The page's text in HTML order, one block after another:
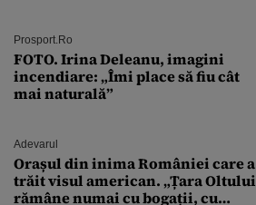
București. Pe ce dată ninge
Prosport.ro
FOTO. Irina Deleanu, imagini
incendiare: „Îmi place să fiu cât
mai naturală”
Adevarul
Orașul din inima României care a
trăit visul american. „Țara Oltului
rămâne numai cu bogații, cu